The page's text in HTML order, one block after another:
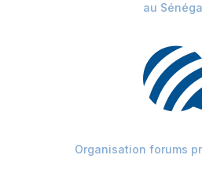
au
Organisation forums